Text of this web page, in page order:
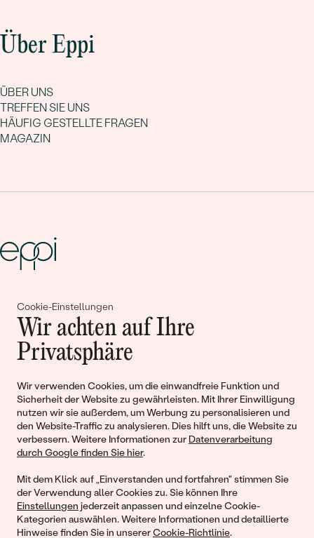
Cookie-Einstellungen
Wir achten auf Ihre
Privatsphäre
Wir verwenden Cookies, um die einwandfreie Funktion und
Sicherheit der Website zu gewährleisten. Mit Ihrer Einwilligung
nutzen wir sie außerdem, um Werbung zu personalisieren und
den Website-Traffic zu analysieren. Dies hilft uns, die Website zu
verbessern. Weitere Informationen zur Datenverarbeitung
durch Google finden Sie hier.
Mit dem Klick auf „Einverstanden und fortfahren" stimmen Sie
der Verwendung aller Cookies zu. Sie können Ihre
Einstellungen jederzeit anpassen und einzelne Cookie-
Kategorien auswählen. Weitere Informationen und detaillierte
Hinweise finden Sie in unsererCookie-Richtlinie.
Über Eppi
ÜBER UNS
TREFFEN SIE UNS
HÄUFIG GESTELLTE FRAGEN
MAGAZIN
Gemeinsam erschaffen wir
Geschichten von Schönheit und
Liebe
Begleiten Sie uns!
© 2011 - 2026, Eppi.de